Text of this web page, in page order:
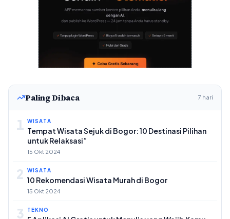
Paling Dibaca 7 hari
1 WISATA
Tempat Wisata Sejuk di Bogor: 10 Destinasi Pilihan
untuk Relaksasi”
15 Okt 2024
2 WISATA
10 Rekomendasi Wisata Murah di Bogor
15 Okt 2024
3 TEKNO